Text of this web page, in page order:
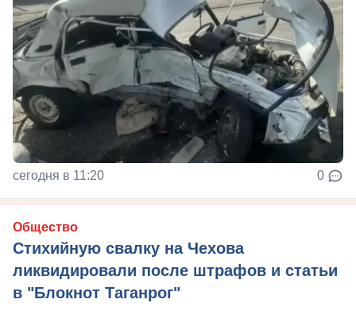
сегодня в 11:20 0
Общество
Стихийную свалку на Чехова
ликвидировали после штрафов и статьи
в "Блокнот Таганрог"